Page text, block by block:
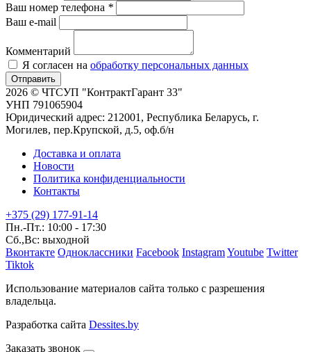
Ваш номер телефона *
Ваш e-mail
Комментарий
Я согласен на обработку персональных данных
Отправить
2026 © ЧТСУП "КонтрактГарант 33"
УНП 791065904
Юридический адрес: 212001, Республика Беларусь, г.
Могилев, пер.Крупской, д.5, оф.б/н
Доставка и оплата
Новости
Политика конфиденциальности
Контакты
+375 (29) 177-91-14
Пн.-Пт.: 10:00 - 17:30
Сб.,Вс: выходной
Вконтакте Одноклассники Facebook InstagramYoutube Twitter
Tiktok
Использование материалов сайта только с разрешения
владельца.
Разработка сайта Dessites.by
Заказать звонок